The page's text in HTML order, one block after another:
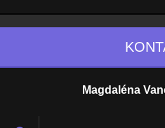
Magdaléna